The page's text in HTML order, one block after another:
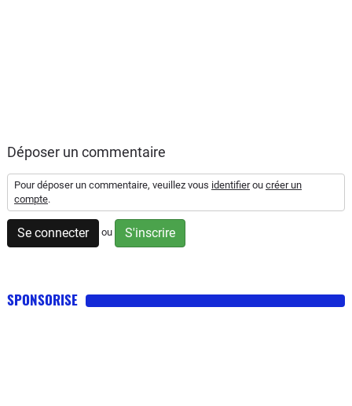
Déposer un commentaire
Pour déposer un commentaire, veuillez vous identifierou créer un
compte.
Se connecter ou S'inscrire
SPONSORISE